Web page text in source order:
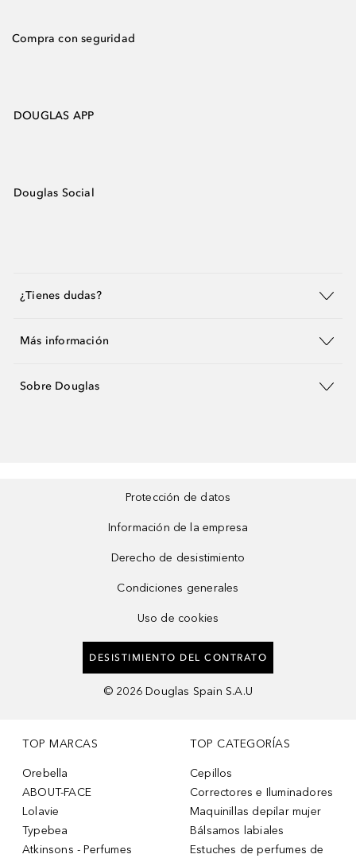
Compra con seguridad
DOUGLAS APP
Douglas Social
¿Tienes dudas?
Más información
Sobre Douglas
Protección de datos
Información de la empresa
Derecho de desistimiento
Condiciones generales
Uso de cookies
DESISTIMIENTO DEL CONTRATO
© 2026 Douglas Spain S.A.U
TOP MARCAS
Orebella
ABOUT-FACE
Lolavie
Typebea
Atkinsons - Perfumes
TOP CATEGORÍAS
Cepillos
Correctores e Iluminadores
Maquinillas depilar mujer
Bálsamos labiales
Estuches de perfumes de